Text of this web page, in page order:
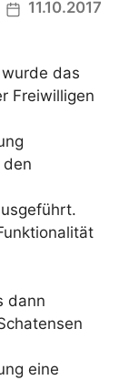
11.10.2017
das
Freiwilligen
dann
eine